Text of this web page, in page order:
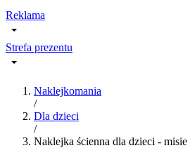
Reklama
Strefa prezentu
Naklejkomania
/
Dla dzieci
/
Naklejka ścienna dla dzieci -